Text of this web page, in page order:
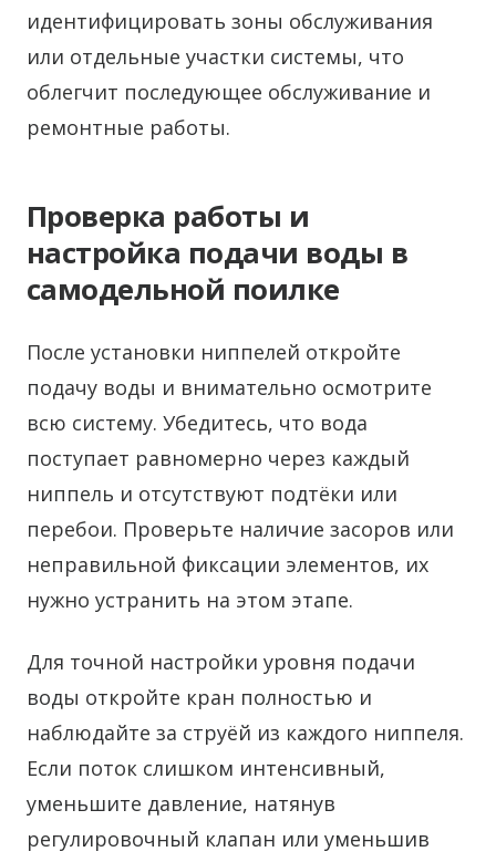
идентифицировать зоны обслуживания
или отдельные участки системы, что
облегчит последующее обслуживание и
ремонтные работы.
Проверка работы и
настройка подачи воды в
самодельной поилке
После установки ниппелей откройте
подачу воды и внимательно осмотрите
всю систему. Убедитесь, что вода
поступает равномерно через каждый
ниппель и отсутствуют подтёки или
перебои. Проверьте наличие засоров или
неправильной фиксации элементов, их
нужно устранить на этом этапе.
Для точной настройки уровня подачи
воды откройте кран полностью и
наблюдайте за струёй из каждого ниппеля.
Если поток слишком интенсивный,
уменьшите давление, натянув
регулировочный клапан или уменьшив